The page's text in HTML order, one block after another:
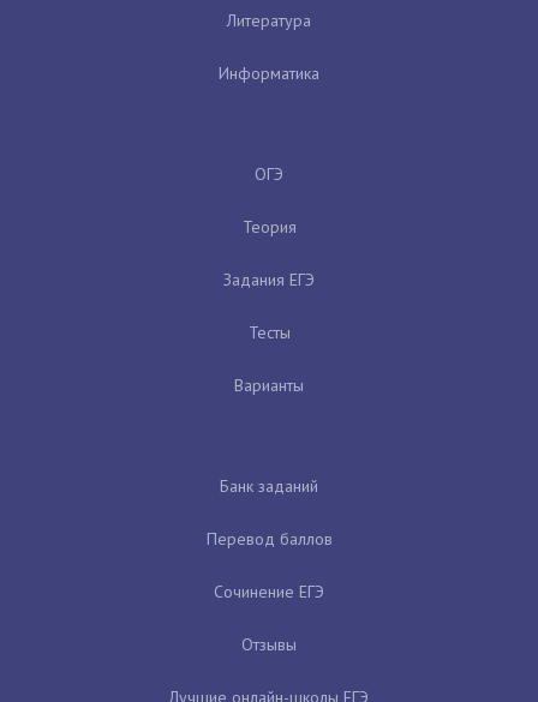
Литература
Информатика
ОГЭ
Теория
Задания ЕГЭ
Тесты
Варианты
Банк заданий
Перевод баллов
Сочинение ЕГЭ
Отзывы
Лучшие онлайн-школы ЕГЭ